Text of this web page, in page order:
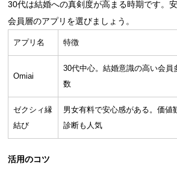
30代は結婚への真剣度が高まる時期です。
会員層のアプリを選びましょう。
アプリ名 特徴
Omiai
30代中心。結婚意識の高い会員
数
ゼクシィ縁
結び
男女有料で安心感がある。価値
診断も人気
活用のコツ